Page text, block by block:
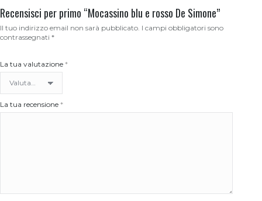
Recensisci per primo “Mocassino blu e rosso De Simone”
Il tuo indirizzo email non sarà pubblicato. I campi obbligatori sono
contrassegnati *
La tua valutazione *
La tua recensione *